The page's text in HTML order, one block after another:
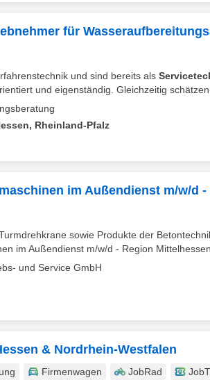
für
und sind bereits als
und eigenständig. Gleichzeitig schätzen
Rheinland-Pfalz
im Außendienst m/w/d
sowie Produkte der
im Außendienst m/w/d - Region Mittelhessen
und Service GmbH
& Nordrhein-Westfalen
Firmenwagen JobRad